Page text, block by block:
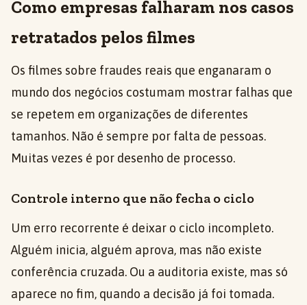
Como empresas falharam nos casos
retratados pelos filmes
Os filmes sobre fraudes reais que enganaram o
mundo dos negócios costumam mostrar falhas que
se repetem em organizações de diferentes
tamanhos. Não é sempre por falta de pessoas.
Muitas vezes é por desenho de processo.
Controle interno que não fecha o ciclo
Um erro recorrente é deixar o ciclo incompleto.
Alguém inicia, alguém aprova, mas não existe
conferência cruzada. Ou a auditoria existe, mas só
aparece no fim, quando a decisão já foi tomada.